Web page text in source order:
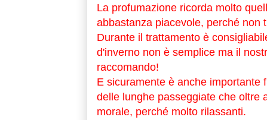
La profumazione ricorda molto
abbastanza piacevole, perché non
Durante il trattamento è
d'inverno non è semplice ma il
raccomando!
E sicuramente è anche importante
delle lunghe passeggiate che oltre
morale, perché molto rilassanti.